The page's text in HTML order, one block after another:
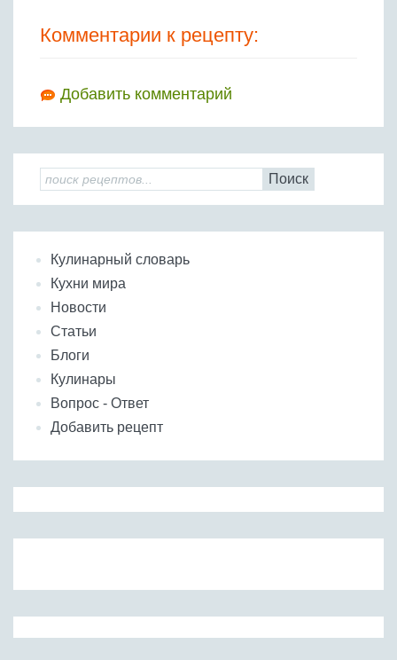
Комментарии к рецепту:
Добавить комментарий
Поиск
Кулинарный словарь
Кухни мира
Новости
Статьи
Блоги
Кулинары
Вопрос - Ответ
Добавить рецепт